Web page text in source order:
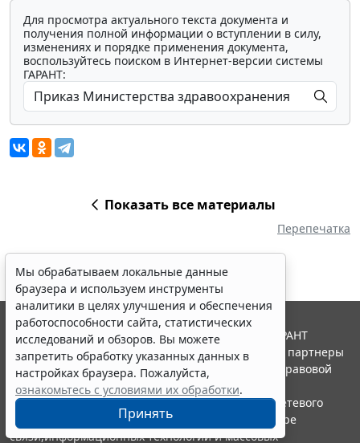
Для просмотра актуального текста документа и
получения полной информации о вступлении в силу,
изменениях и порядке применения документа,
воспользуйтесь поиском в Интернет-версии системы
ГАРАНТ:
Показать все материалы
Перепечатка
Мы обрабатываем локальные данные
браузера и используем инструменты
аналитики в целях улучшения и обеспечения
работоспособности сайта, статистических
исследований и обзоров. Вы можете
запретить обработку указанных данных в
настройках браузера. Пожалуйста,
ознакомьтесь с условиями их обработки.
Принять
© ООО "НПП "ГАРАНТ-СЕРВИС", 2026. Система ГАРАНТ
выпускается с 1990 года. Компания "Гарант" и ее партнеры
являются участниками Российской ассоциации правовой
информации ГАРАНТ.
Портал ГАРАНТ.РУ зарегистрирован в качестве сетевого
издания Федеральной службой по надзору в сфере
связи,информационных технологий и массовых